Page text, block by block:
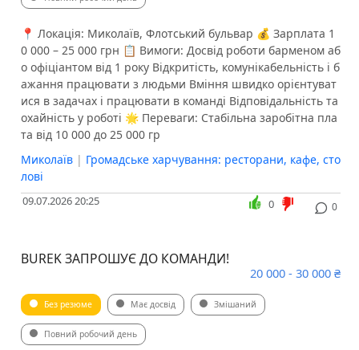
📍 Локація: Миколаїв, Флотський бульвар 💰 Зарплата 1
0 000 – 25 000 грн 📋 Вимоги: Досвід роботи барменом аб
о офіціантом від 1 року Відкритість, комунікабельність і б
ажання працювати з людьми Вміння швидко орієнтуват
ися в задачах і працювати в команді Відповідальність та
охайність у роботі 🌟 Переваги: Стабільна заробітна пла
та від 10 000 до 25 000 гр
Миколаїв | Громадське харчування: ресторани, кафе, сто
лові
09.07.2026 20:25 0
0
BUREK ЗАПРОШУЄ ДО КОМАНДИ!
20 000 - 30 000 ₴
Без резюме Має досвід Змішаний
Повний робочий день